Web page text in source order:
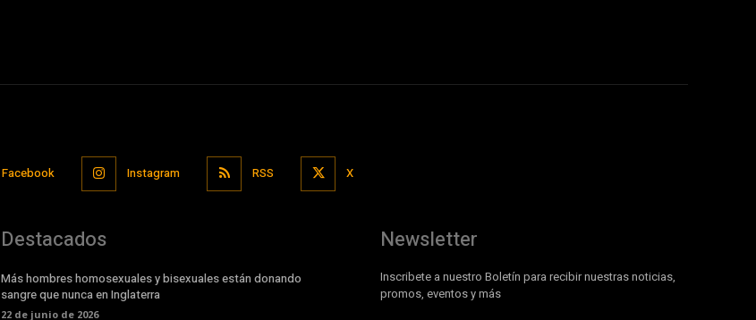
Facebook Instagram RSS X
Destacados
Más hombres homosexuales y bisexuales están donando
sangre que nunca en Inglaterra
22 de junio de 2026
Newsletter
Inscribete a nuestro Boletín para recibir nuestras noticias,
promos, eventos y más